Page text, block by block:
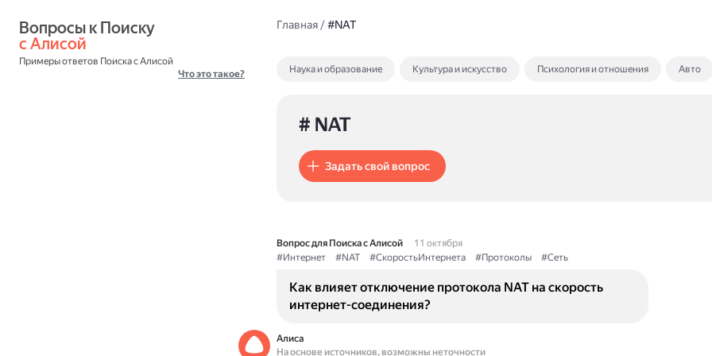
с Алисой
Примеры ответов Поиска с Алисой
Что это такое?
Главная/#NAT
Наука и образование Культура и искусство Психология и отношения Авто
# NAT
Задать свой вопрос
Вопрос для Поиска с Алисой
11 октября
#Интернет
#NAT #СкоростьИнтернета #Протоколы #Сеть
Как влияет отключение протокола NAT на скорость
интернет-соединения?
Алиса
На основе источников, возможны неточности